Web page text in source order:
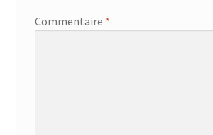
Commentaire *